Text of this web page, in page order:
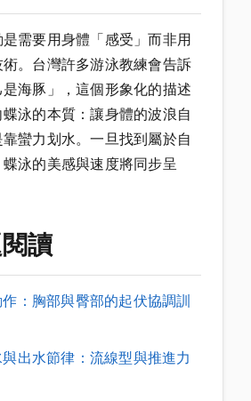
需要用身體「感受」而非用
。台灣許多游泳教練會告訴
海豚」，這個形象化的描述
泳的本質：讓身體的波浪自
蠻力划水。一旦找到屬於自
泳的美感與速度將同步呈
讀
：胸部與臀部的起伏協調訓
出水節律：流線型與推進力